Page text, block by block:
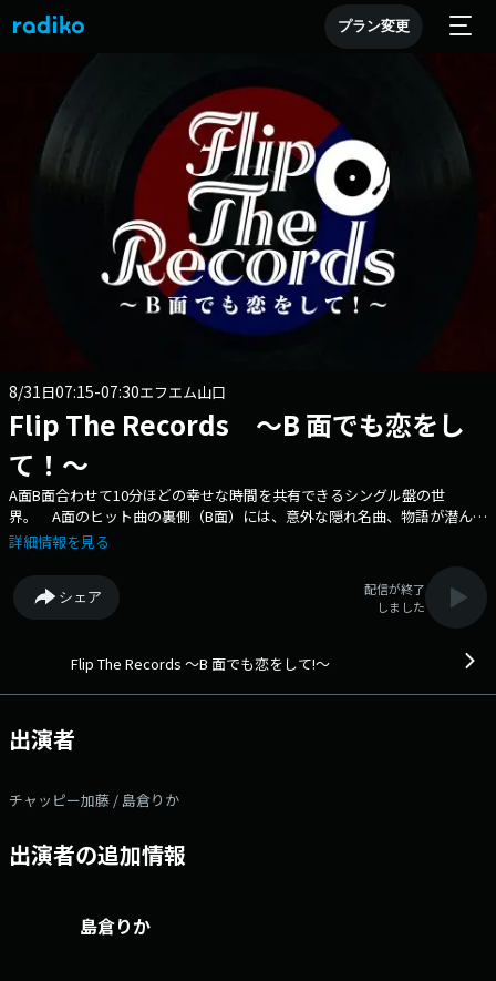
プラン変更
8/31 日07:15-07:30エフエム山口
Flip The Records ～B 面でも恋をし
て！～
A面B面合わせて10分ほどの幸せな時間を共有できるシングル盤の世
界。 A面のヒット曲の裏側（B面）には、意外な隠れ名曲、物語が潜んで
います。 その曲が生まれたエピソードや、その時代の背景を紐解きな
す。 番組Webサイト：https://audee.jp/program/show/300003460
メッセージフォーム：https://form.audee.jp/flip/message
詳細情報を見る
シェア
配信が終了
しました
Flip The Records ～B 面でも恋をして!～
出演者
チャッピー加藤 / 島倉りか
出演者の追加情報
島倉りか